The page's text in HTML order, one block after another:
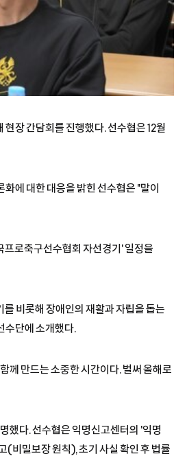
장 간담회를 진행했다. 선수협은 12월
에 대한 대응을 밝힌 선수협은 "말이
프로축구선수협회 자선경기' 일정을
비롯해 장애인의 재활과 자립을 돕는
수단에 소개했다.
께 만드는 소중한 시간이다. 벌써 올해로
했다. 선수협은 익명신고센터의 '익명
(비밀보장 원칙), 초기 사실 확인 후 법률